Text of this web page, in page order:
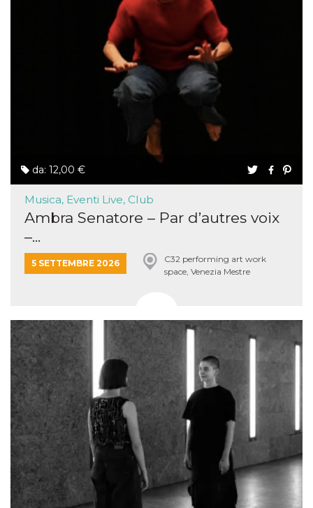
da: 12,00 €
Musica, Eventi Live, Club
Ambra Senatore – Par d’autres voix
–...
5 SETTEMBRE 2026
C32 performing art work
space, Venezia Mestre